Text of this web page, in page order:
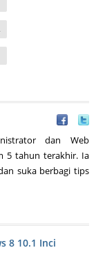
dan Web
5 tahun terakhir. Ia
suka berbagi tips
8 10.1 Inci